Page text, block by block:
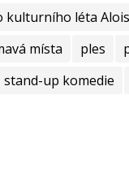
kulturního léta
místa ples
stand-up komedie